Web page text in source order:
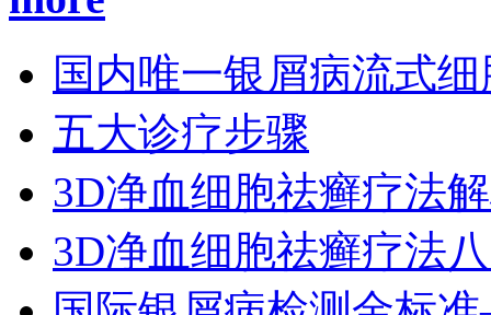
国内唯一银屑病流式
五大诊疗步骤
3D净血细胞祛癣疗法
3D净血细胞祛癣疗法